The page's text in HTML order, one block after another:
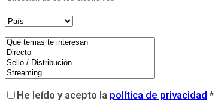
He leído y acepto la política de privacidad *